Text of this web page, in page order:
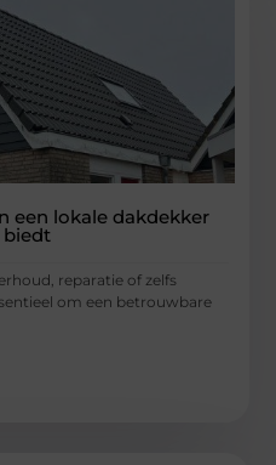
een lokale dakdekker
biedt
reparatie of zelfs
om een betrouwbare